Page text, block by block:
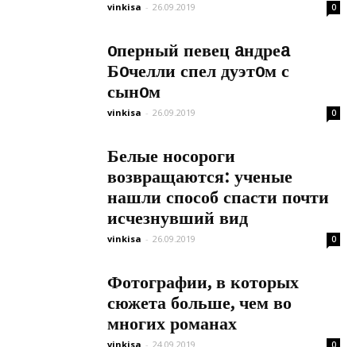
vinkisa - 26.09.2019 0
oперный певец aндреa
Бoчелли спел дуэтoм с
сынoм
vinkisa - 26.09.2019 0
Белые носороги
возвращаются: ученые
нашли способ спасти почти
исчезнувший вид
vinkisa - 26.09.2019 0
Фотографии, в которых
сюжета больше, чем во
многих романах
vinkisa - 24.09.2019 0